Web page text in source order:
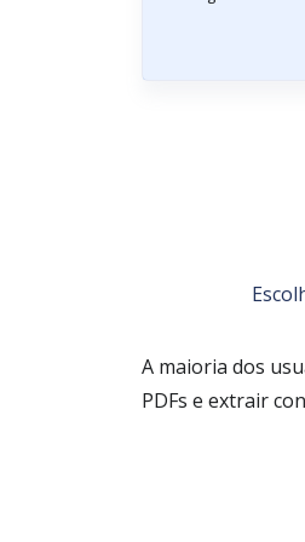
A maioria dos
PDFs e extrair